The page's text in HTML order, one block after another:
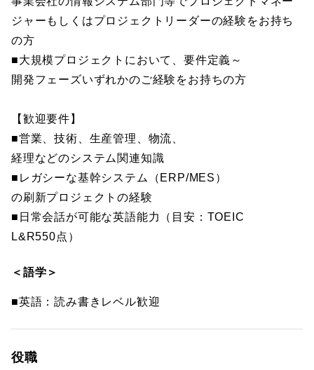
ジャーもしくはプロジェクトリーダーの経験をお持ち
の方
■大規模プロジェクトにおいて、要件定義～
開発フェーズいずれかのご経験をお持ちの方
【歓迎要件】
■営業、技術、生産管理、物流、
経理などのシステム関連知識
■レガシーな基幹システム（ERP/MES）
の刷新プロジェクトの経験
■日常会話が可能な英語能力（目安：TOEIC
L&R550点）
＜語学＞
■英語：読み書きレベル歓迎
役職